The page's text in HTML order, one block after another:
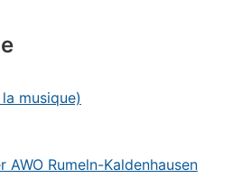
musique)
Rumeln-Kaldenhausen